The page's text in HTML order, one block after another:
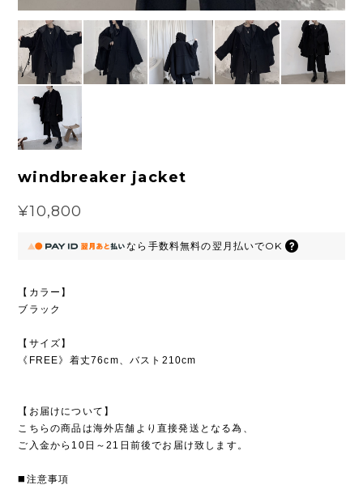
windbreaker jacket
¥10,800
なら 手数料無料の翌月払いでOK
【カラー】
ブラック
【サイズ】
《FREE》着丈76cm、バスト210cm
【お届けについて】
こちらの商品は海外店舗より直接発送となる為、
ご入金から10日～21日前後でお届け致します。
◼️注意事項